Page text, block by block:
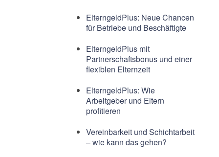
ElterngeldPlus: Neue Chancen
für Betriebe und Beschäftigte
ElterngeldPlus mit
Partnerschaftsbonus und einer
flexiblen Elternzeit
ElterngeldPlus: Wie
Arbeitgeber und Eltern
profitieren
Vereinbarkeit und Schichtarbeit
– wie kann das gehen?